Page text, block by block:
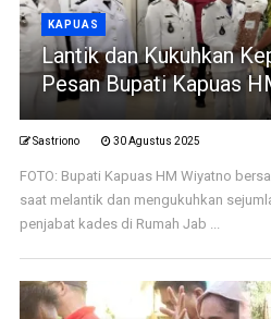
KAPUAS
Lantik dan Kukuhkan
Pesan Bupati Kapuas
Sastriono 30 Agustus 2025
FOTO: Bupati Kapuas HM Wiyatno
saat melantik dan mengukuhkan
penjabat kades di Rumah Jab ...